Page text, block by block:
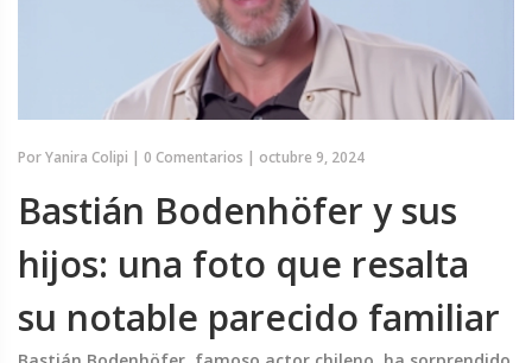
PorYanira Colipi | 0 Comentarios | octubre 9, 2024
Bastián Bodenhöfer y sus
hijos: una foto que resalta
su notable parecido familiar